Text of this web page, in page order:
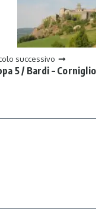
successivo
5 / Bardi – Corniglio